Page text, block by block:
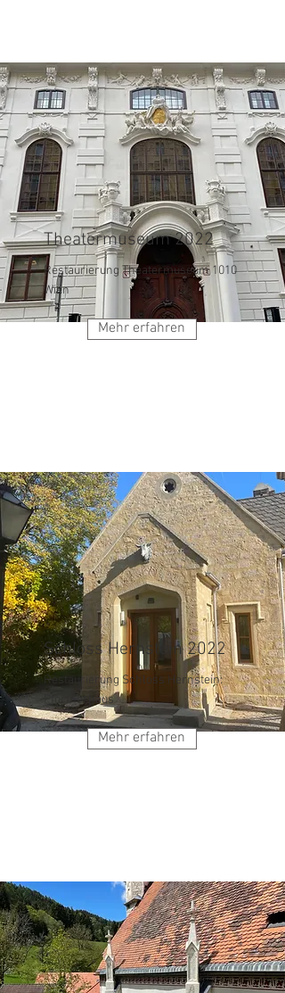
Theatermuseum 2022
Restaurierung Theatermuseum 1010
Wien
Mehr erfahren
Schloss Hernstein 2022
Restaurierung Schloss Hernstein:
Pförtnerhaus
Mehr erfahren